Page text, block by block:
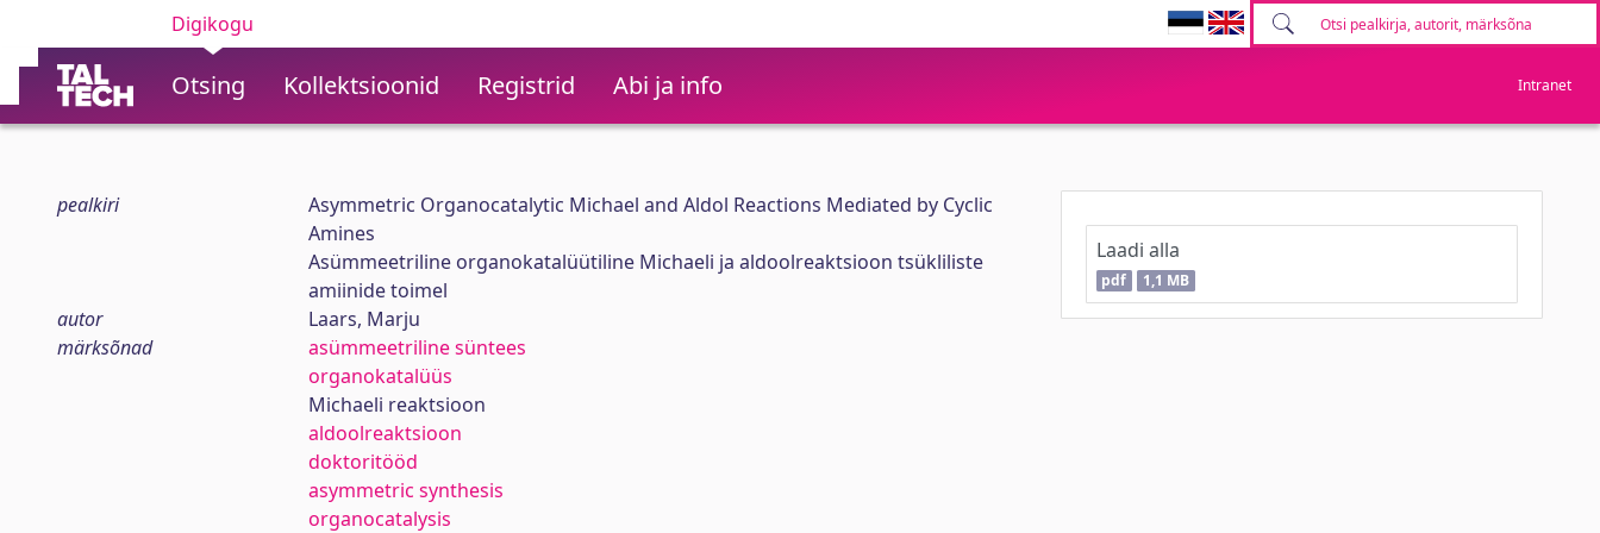
Digikogu
Otsing Kollektsioonid Registrid Abi ja info Intranet
pealkiri
Asymmetric Organocatalytic Michael and Aldol Reactions Mediated by Cyclic
Amines
Asümmeetriline organokatalüütiline Michaeli ja aldoolreaktsioon tsükliliste
amiinide toimel
autor
Laars, Marju
märksõnad
asümmeetriline süntees
organokatalüüs
Michaeli reaktsioon
aldoolreaktsioon
doktoritööd
asymmetric synthesis
organocatalysis
Laadi alla
pdf 1,1 MB